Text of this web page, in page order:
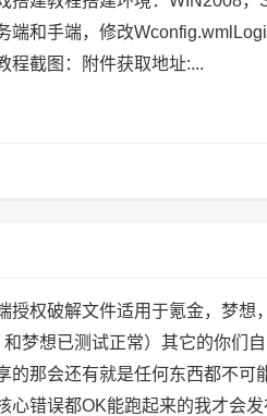
端和手端，修改
程截图：附件获取地址:...
授权破解文件适用于氪金，梦想
和梦想已测试正常）其它的你们
的那会还有就是任何东西都不可
心错误都OK能跑起来的我才会